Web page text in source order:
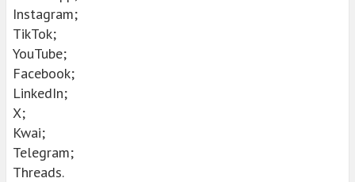
Instagram;
TikTok;
YouTube;
Facebook;
LinkedIn;
X;
Kwai;
Telegram;
Threads.